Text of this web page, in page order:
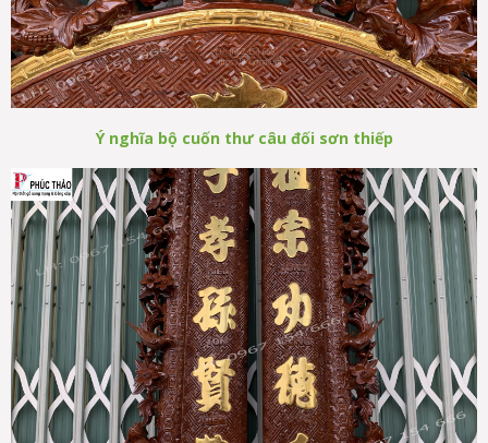
Ý nghĩa bộ cuốn thư câu đối sơn thiếp